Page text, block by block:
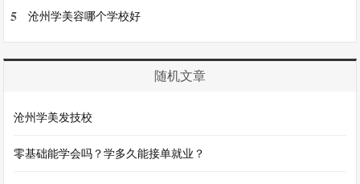
5 沧州学美容哪个学校好
随机文章
沧州学美发技校
零基础能学会吗？学多久能接单就业？